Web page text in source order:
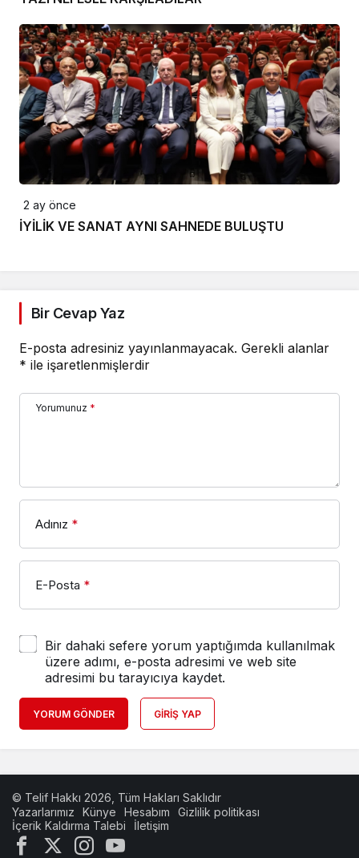
2 ay önce
İYİLİK VE SANAT AYNI SAHNEDE BULUŞTU
Bir Cevap Yaz
E-posta adresiniz yayınlanmayacak. Gerekli alanlar
* ile işaretlenmişlerdir
Yorumunuz *
Adınız *
E-Posta *
Bir dahaki sefere yorum yaptığımda kullanılmak
üzere adımı, e-posta adresimi ve web site
adresimi bu tarayıcıya kaydet.
YORUM GÖNDER GIRIŞ YAP
© Telif Hakkı 2026, Tüm Hakları Saklıdır
Yazarlarımız
Künye Hesabım
Gizlilik politikası
İçerik Kaldırma Talebi
İletişim